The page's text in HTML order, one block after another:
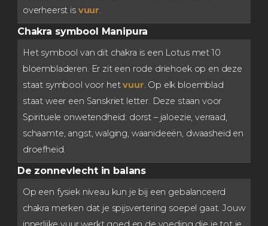
overheerst is vuur.
Chakra symbool Manipura
Het symbool van dit chakra is een Lotus met 10
bloembladeren. Er zit een rode driehoek op en deze
staat symbool voor hetvuur. Op elk bloemblad
staat weer een Sanskriet letter. Deze staan voor
Spirituele onwetendheid: dorst – jaloezie, verraad,
schaamte, angst, walging, waanideeën, dwaasheid en
droefheid.
De zonnevlecht in balans
Op een fysiek niveau kun je bij een gebalanceerd
chakra merken dat je spijsvertering soepel gaat. Jouw